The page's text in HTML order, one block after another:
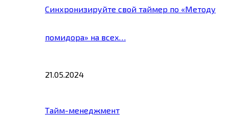
Синхронизируйте свой таймер по «Методу
помидора» на всех…
21.05.2024
Тайм-менеджмент